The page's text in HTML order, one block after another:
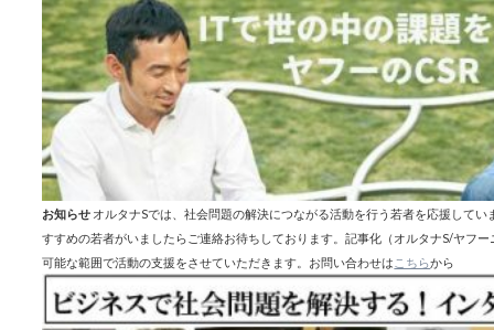
お知らせ オルタナSでは、社会問題の解決につながる活動を行う若者を応援して
すすめの若者がいましたらご連絡お待ちしております。記事化（オルタナS/ヤフ
可能な範囲で活動の支援をさせていただきます。お問い合わせは こちらから